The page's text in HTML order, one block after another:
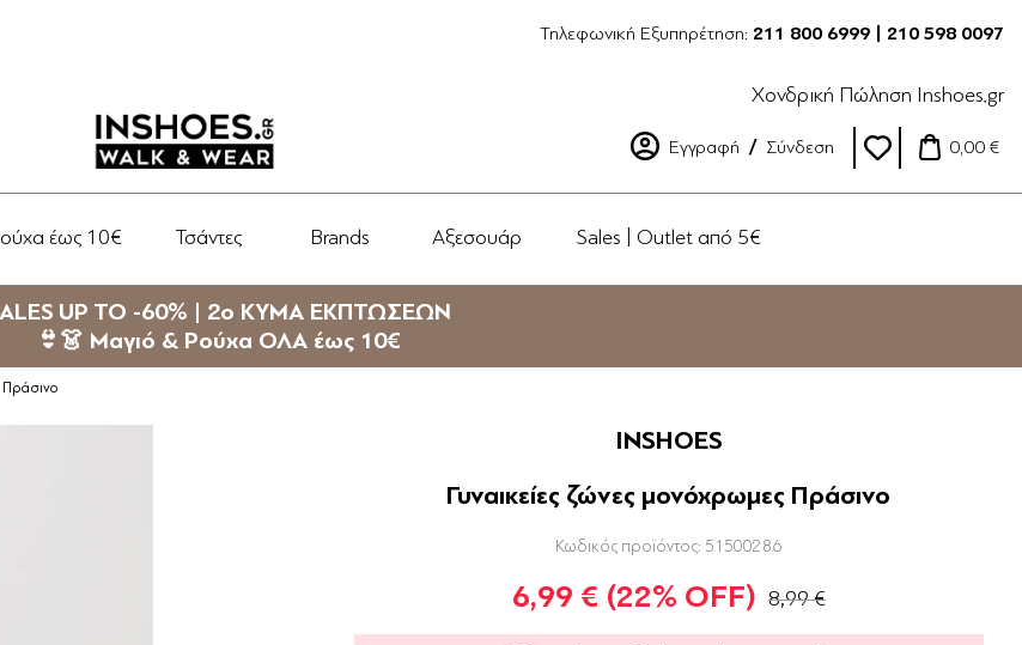
Τηλεφωνική Εξυπηρέτηση: 211 800 6999 | 210 598 0097
Χονδρική Πώληση Inshoes.gr
Εγγραφή Σύνδεση 0,00 €
έως 10€ Τσάντες Brands Αξεσουάρ Sales | Outlet από 5€
UP TO -60% | 2ο ΚΥΜΑ ΕΚΠΤΩΣΕΩΝ
👙👗 Μαγιό & Ρούχα ΟΛΑ έως 10€
Πράσινο
INSHOES
Γυναικείες ζώνες μονόχρωμες Πράσινο
Κωδικός προϊόντος: 51500286
6,99 € (22% OFF) 8,99 €